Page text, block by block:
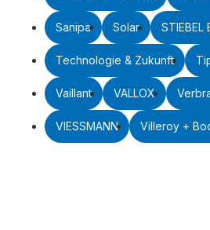
Sanipa Solar STIEBEL
Technologie & Zukunft
Vaillant VALLOX
VIESSMANN Villeroy +